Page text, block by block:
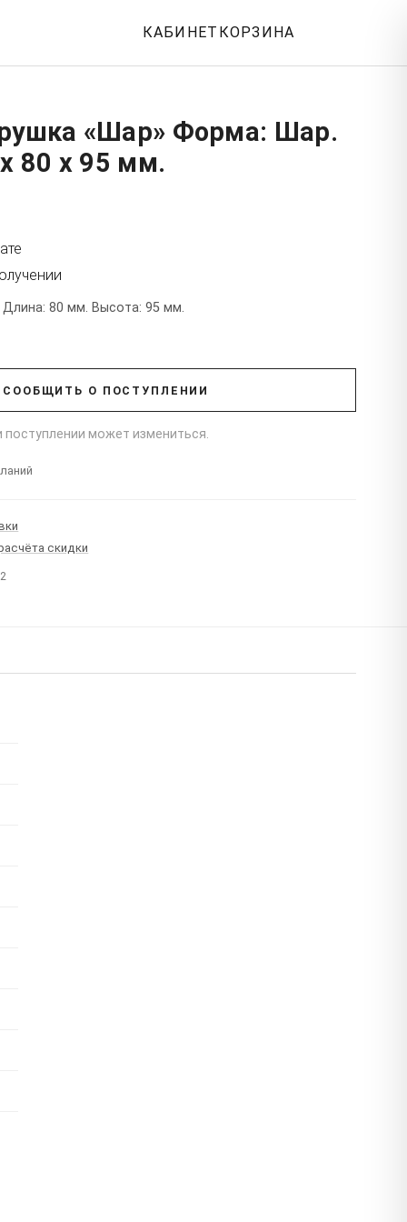
КАБИНЕТ КОРЗИНА
«Шар» Форма: Шар.
80 x 95 мм.
80 мм. Высота: 95 мм.
СООБЩИТЬ О ПОСТУПЛЕНИИ
поступлении может измениться.
скидки